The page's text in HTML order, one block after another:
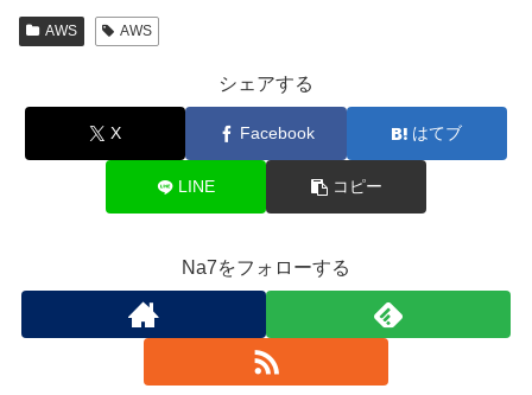
AWS AWS
シェアする
X Facebook はてブ
LINE コピー
Na7をフォローする